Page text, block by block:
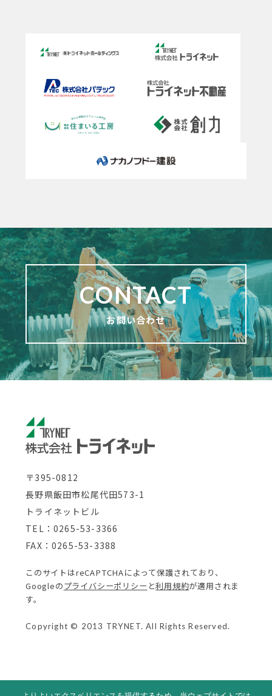
CONTACT
お問い合わせ
〒395-0812
長野県飯田市松尾代田573-1
トライネットビル
TEL：0265-53-3366
FAX：0265-53-3388
このサイトはreCAPTCHAによって保護されており、
Googleのプライバシーポリシー と利用規約が適用されま
す。
Copyright © 2013 TRYNET. All Rights Reserved.